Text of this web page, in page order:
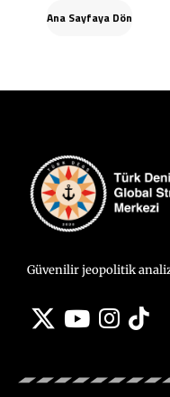
Ana Sayfaya Dön
Güvenilir jeopolitik